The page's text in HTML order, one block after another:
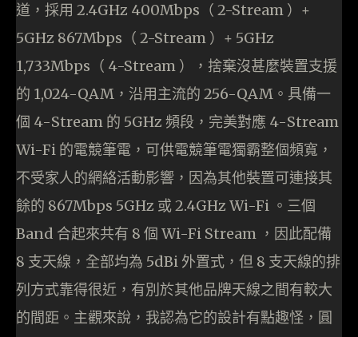
道，採用 2.4GHz 400Mbps（ 2-Stream ）+
5GHz 867Mbps（ 2-Stream ）+ 5GHz
1,733Mbps（ 4-Stream ），捨棄沒甚麼裝置支援
的 1,024-QAM，沿用主流的 256-QAM。具備一
個 4-Stream 的 5GHz 頻段，完美對應 4-Stream
Wi-Fi 的電競筆電，可供電競筆電獨霸整個頻寬，
不受家人的網絡活動影響，因為其他裝置可連接其
餘的 867Mbps 5GHz 或 2.4GHz Wi-Fi 。三個
Band 合起來共有 8 個 Wi-Fi Stream ，因此配備
8 支天線，全部均為 5dBi 外置式，但 8 支天線的排
列方式靠得很近，有別於其他品牌天線之間有較大
的間距。主觀來說，我認為它的設計有點趣怪，圓